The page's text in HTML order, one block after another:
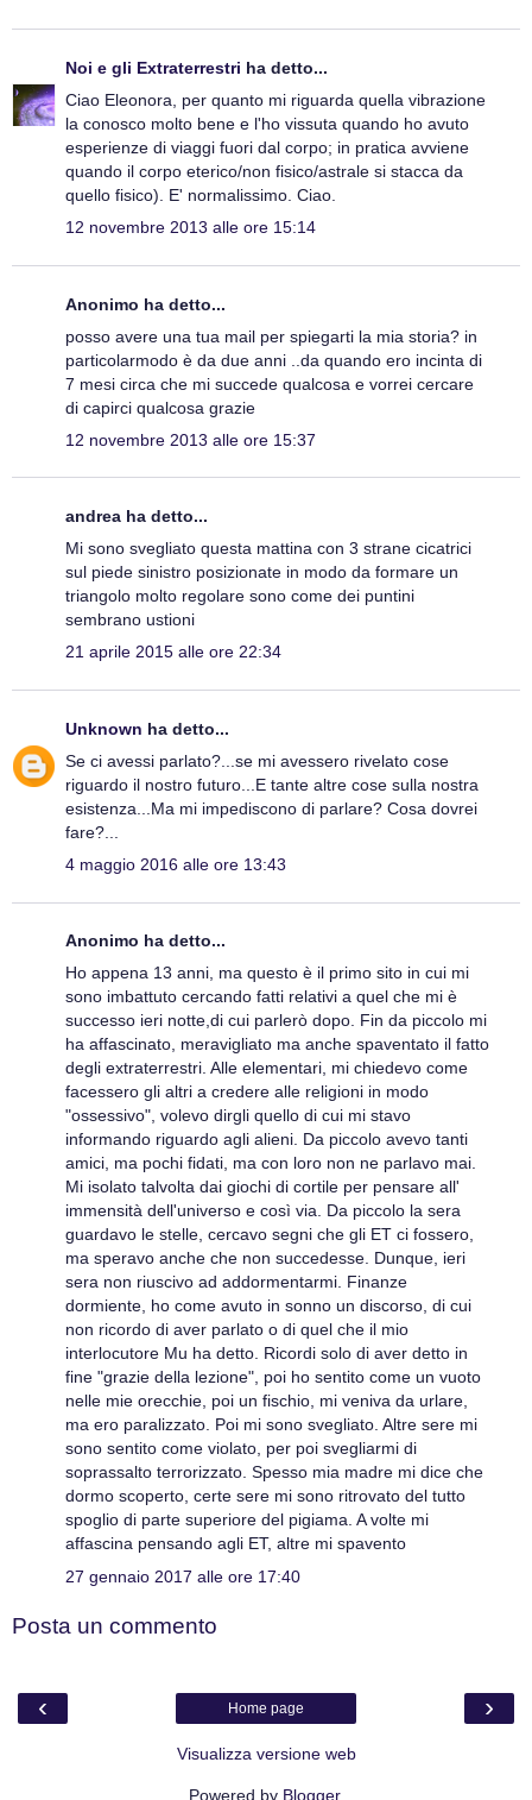
Noi e gli Extraterrestri ha detto...
Ciao Eleonora, per quanto mi riguarda quella vibrazione
la conosco molto bene e l'ho vissuta quando ho avuto
esperienze di viaggi fuori dal corpo; in pratica avviene
quando il corpo eterico/non fisico/astrale si stacca da
quello fisico). E' normalissimo. Ciao.
12 novembre 2013 alle ore 15:14
Anonimo ha detto...
posso avere una tua mail per spiegarti la mia storia? in
particolarmodo è da due anni ..da quando ero incinta di
7 mesi circa che mi succede qualcosa e vorrei cercare
di capirci qualcosa grazie
12 novembre 2013 alle ore 15:37
andrea ha detto...
Mi sono svegliato questa mattina con 3 strane cicatrici
sul piede sinistro posizionate in modo da formare un
triangolo molto regolare sono come dei puntini
sembrano ustioni
21 aprile 2015 alle ore 22:34
Unknown ha detto...
Se ci avessi parlato?...se mi avessero rivelato cose
riguardo il nostro futuro...E tante altre cose sulla nostra
esistenza...Ma mi impediscono di parlare? Cosa dovrei
fare?...
4 maggio 2016 alle ore 13:43
Anonimo ha detto...
Ho appena 13 anni, ma questo è il primo sito in cui mi
sono imbattuto cercando fatti relativi a quel che mi è
successo ieri notte,di cui parlerò dopo. Fin da piccolo mi
ha affascinato, meravigliato ma anche spaventato il fatto
degli extraterrestri. Alle elementari, mi chiedevo come
facessero gli altri a credere alle religioni in modo
"ossessivo", volevo dirgli quello di cui mi stavo
informando riguardo agli alieni. Da piccolo avevo tanti
amici, ma pochi fidati, ma con loro non ne parlavo mai.
Mi isolato talvolta dai giochi di cortile per pensare all'
immensità dell'universo e così via. Da piccolo la sera
guardavo le stelle, cercavo segni che gli ET ci fossero,
ma speravo anche che non succedesse. Dunque, ieri
sera non riuscivo ad addormentarmi. Finanze
dormiente, ho come avuto in sonno un discorso, di cui
non ricordo di aver parlato o di quel che il mio
interlocutore Mu ha detto. Ricordi solo di aver detto in
fine "grazie della lezione", poi ho sentito come un vuoto
nelle mie orecchie, poi un fischio, mi veniva da urlare,
ma ero paralizzato. Poi mi sono svegliato. Altre sere mi
sono sentito come violato, per poi svegliarmi di
soprassalto terrorizzato. Spesso mia madre mi dice che
dormo scoperto, certe sere mi sono ritrovato del tutto
spoglio di parte superiore del pigiama. A volte mi
affascina pensando agli ET, altre mi spavento
27 gennaio 2017 alle ore 17:40
Posta un commento
‹ ›
Home page
Visualizza versione web
Powered by Blogger.